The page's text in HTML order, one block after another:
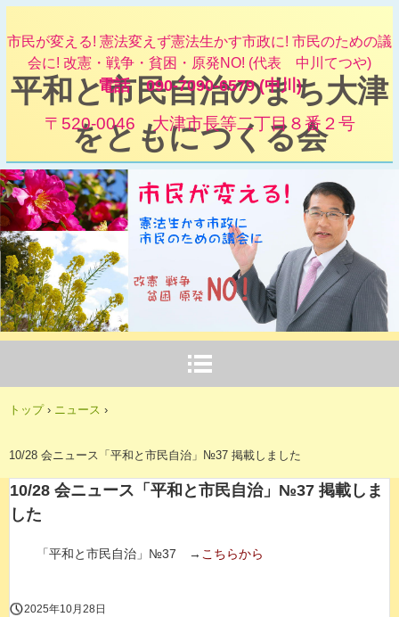
平和と市民自治のまち大津
をともにつくる会
市民が変える! 憲法変えず憲法生かす市政に! 市民のための議
会に! 改憲・戦争・貧困・原発NO! (代表 中川てつや)
電話 090-7090-6579 (中川)
〒520-0046 大津市長等二丁目８番２号
トップ › ニュース ›
10/28 会ニュース「平和と市民自治」№37 掲載しました
10/28 会ニュース「平和と市民自治」№37 掲載しま
した
「平和と市民自治」№37 → こちらから
2025年10月28日